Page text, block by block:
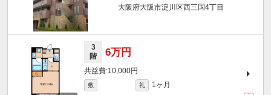
大阪府大阪市淀川区西三国4丁目
3
階
6万円
10,000円
敷 礼
1ヶ月